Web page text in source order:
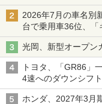
2026年7月の車名別
台で乗用車36位、
光岡、新型オープン
トヨタ、「GR86」
4速へのダウンシフ
ホンダ、2027年3月